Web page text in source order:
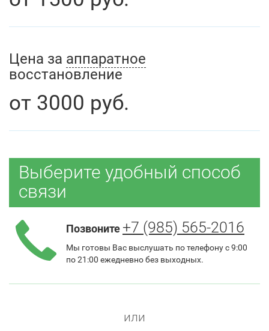
Цена за аппаратное
восстановление
от 3000 руб.
Выберите удобный способ
связи
Позвоните +7 (985) 565-2016
Мы готовы Вас выслушать по телефону с 9:00
по 21:00 ежедневно без выходных.
или